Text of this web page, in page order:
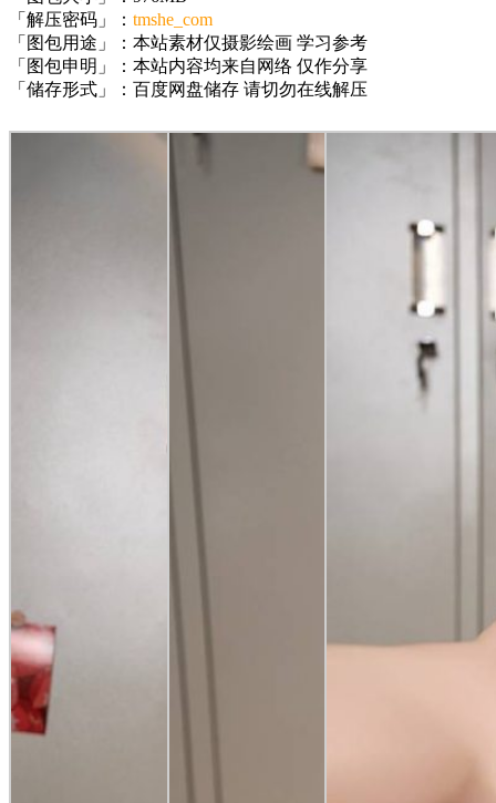
「解压密码」： tmshe_com
「图包用途」：本站素材仅摄影绘画 学习参考
「图包申明」：本站内容均来自网络 仅作分享
「储存形式」：百度网盘储存 请切勿在线解压